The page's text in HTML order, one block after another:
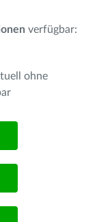
verfügbar:
ohne